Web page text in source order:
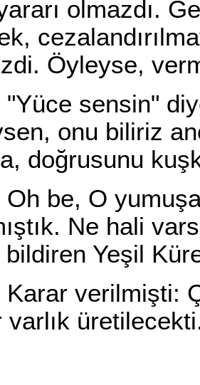
olmazdı.
Öyleyse,
sensin"
onu biliriz
doğrusunu
O
Ne hali
Yeşil
verilmişti:
varlık